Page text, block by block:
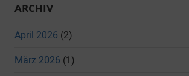
ARCHIV
April 2026 (2)
März 2026 (1)